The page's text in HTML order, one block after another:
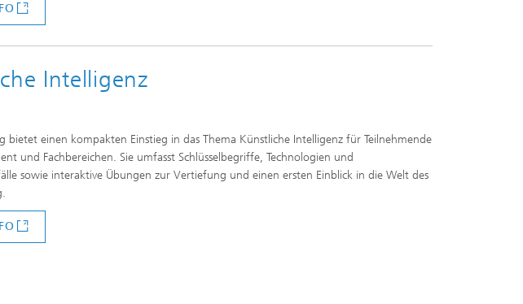
Intelligenz
bietet einen kompakten Einstieg in das Thema Künstliche Intelligenz für Teilnehmende
und Fachbereichen. Sie umfasst Schlüsselbegriffe, Technologien und
sowie interaktive Übungen zur Vertiefung und einen ersten Einblick in die Welt des